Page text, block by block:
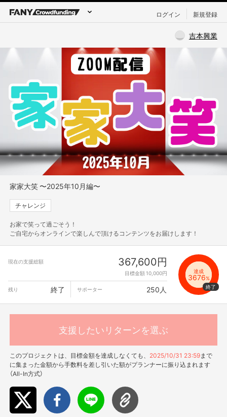
ログイン 新規登録
吉本興業
家家大笑 〜2025年10月編〜
チャレンジ
お家で笑って過ごそう！
ご自宅からオンラインで楽しんで頂けるコンテンツをお届けします！
現在の支援総額 367,600円
目標金額 10,000円 達成
3676%
残り
終了 サポーター 250人
支援したいリターンを選ぶ
このプロジェクトは、目標金額を達成しなくても、 2025/10/31 23:59まで
に集まった金額から手数料を差し引いた額がプランナーに振り込まれます
（All-In方式）